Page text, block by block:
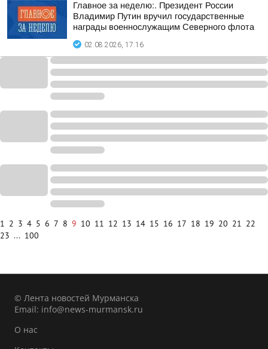
Главное за неделю:. Президент России
Владимир Путин вручил государственные
награды военнослужащим Северного флота
02.08.2026, 17:16
1 2 3 4 5 6 7 8 9 10 11 12 13 14 15 16 17 18 19 20 21 22
23 ... 100
© Лента новостей Мурманска
Email: info@news-murmansk.ru
О нас